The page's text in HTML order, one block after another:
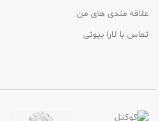
علاقه مندی های من
تماس با لارا بیوتی